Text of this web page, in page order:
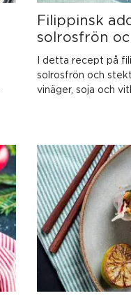
Filippinsk
solrosfrön
I detta recept på
solrosfrön och
vinäger, soja och